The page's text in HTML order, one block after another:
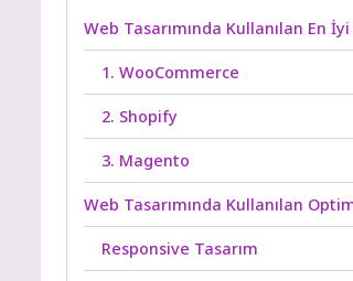
Web Tasarımında Kullanılan En
1. WooCommerce
2. Shopify
3. Magento
Web Tasarımında Kullanılan
Responsive Tasarım